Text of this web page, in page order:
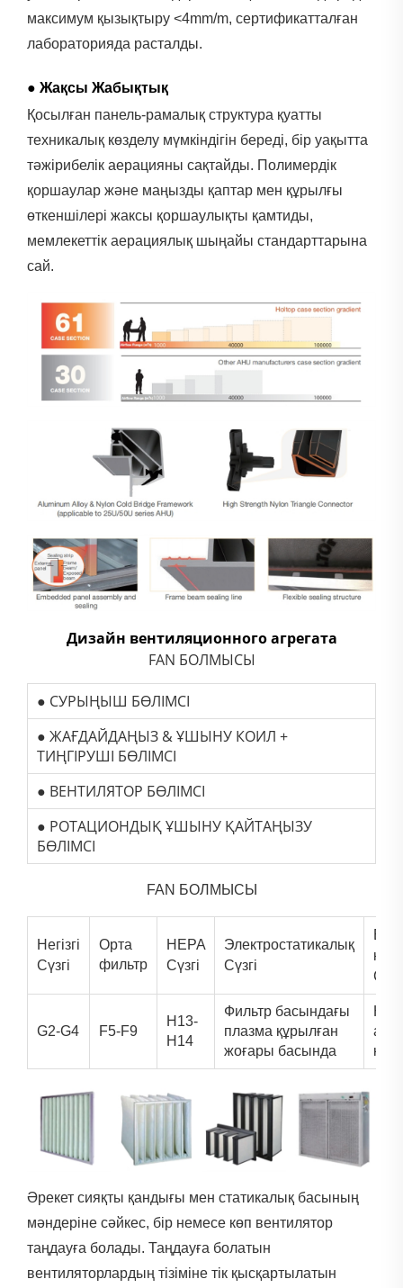
максимум қызықтыру <4mm/m, сертификатталған
лабораторияда расталды.
● Жақсы Жабықтық
Қосылған панель-рамалық структура қуатты
техникалық көзделу мүмкіндігін береді, бір уақытта
тәжірибелік аерацияны сақтайды. Полимердік
қоршаулар және маңызды қаптар мен құрылғы
өткеншілері жаксы қоршаулықты қамтиды,
мемлекеттік аерациялық шыңайы стандарттарына
сай.
Дизайн вентиляционного агрегата
FAN БОЛМЫСЫ
● СУРЫҢЫШ БӨЛІМСІ
● ЖАҒДАЙДАҢЫЗ & ҰШЫНУ КОИЛ +
ТИҢГІРУШІ БӨЛІМСІ
● ВЕНТИЛЯТОР БӨЛІМСІ
● РОТАЦИОНДЫҚ ҰШЫНУ ҚАЙТАҢЫЗУ
БӨЛІМСІ
FAN БОЛМЫСЫ
Негізгі
Сүзгі
Орта
фильтр
HEPA
Сүзгі
Электростатикалық
Сүзгі
G2-G4 F5-F9
H13-
H14
Фильтр басындағы
плазма құрылған
жоғары басында
Әрекет сияқты қандығы мен статикалық басының
мәндеріне сәйкес, бір немесе көп вентилятор
таңдауға болады. Таңдауға болатын
вентиляторлардың тізіміне тік қысқартылатын